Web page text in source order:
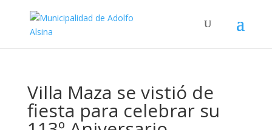
Villa Maza se vistió de
fiesta para celebrar su